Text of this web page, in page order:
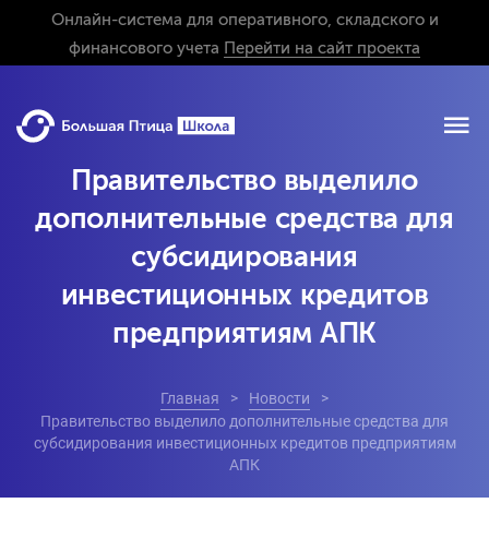
Онлайн-система для оперативного, складского и
финансового учета Перейти на сайт проекта
Правительство выделило
дополнительные средства для
субсидирования
инвестиционных кредитов
предприятиям АПК
Главная
Новости
Правительство выделило дополнительные средства для
субсидирования инвестиционных кредитов предприятиям
АПК